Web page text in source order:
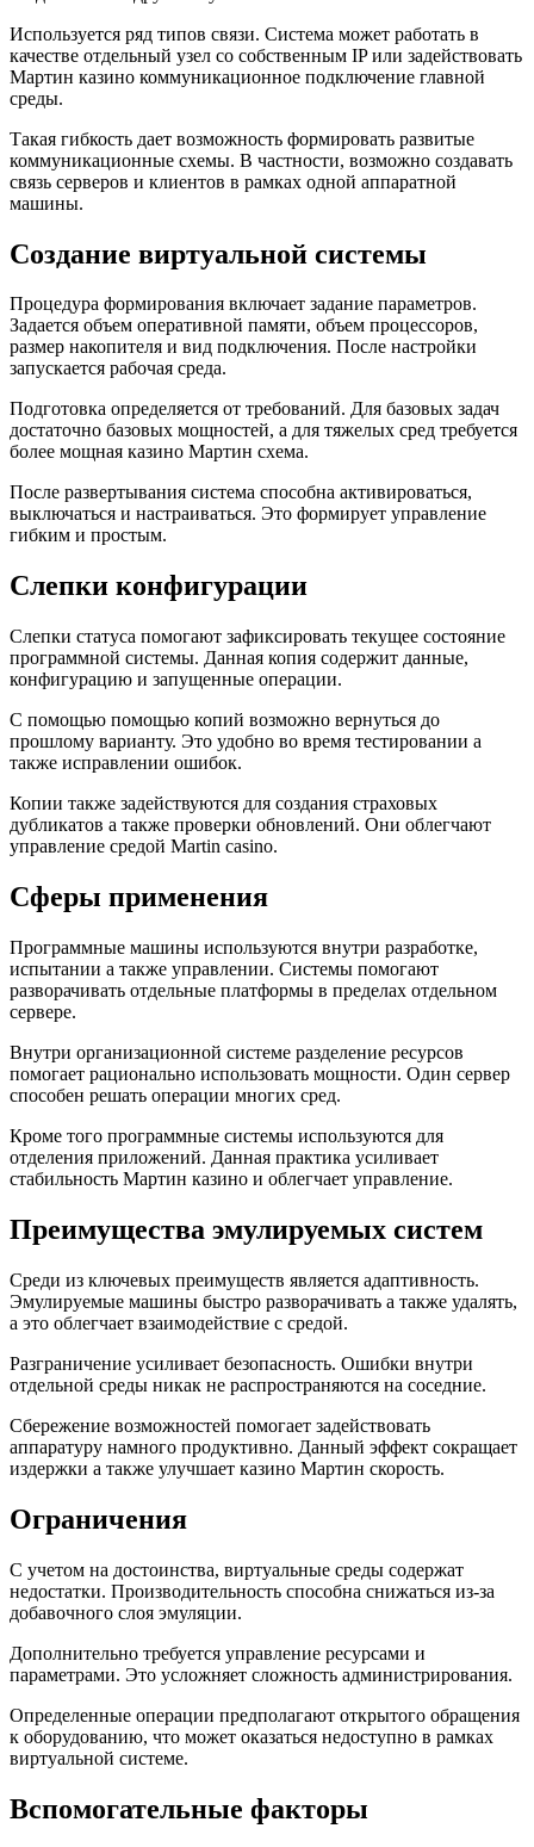
Используется ряд типов связи. Система может работать в
качестве отдельный узел со собственным IP или задействовать
Мартин казино коммуникационное подключение главной
среды.
Такая гибкость дает возможность формировать развитые
коммуникационные схемы. В частности, возможно создавать
связь серверов и клиентов в рамках одной аппаратной
машины.
Создание виртуальной системы
Процедура формирования включает задание параметров.
Задается объем оперативной памяти, объем процессоров,
размер накопителя и вид подключения. После настройки
запускается рабочая среда.
Подготовка определяется от требований. Для базовых задач
достаточно базовых мощностей, а для тяжелых сред требуется
более мощная казино Мартин схема.
После развертывания система способна активироваться,
выключаться и настраиваться. Это формирует управление
гибким и простым.
Слепки конфигурации
Слепки статуса помогают зафиксировать текущее состояние
программной системы. Данная копия содержит данные,
конфигурацию и запущенные операции.
С помощью помощью копий возможно вернуться до
прошлому варианту. Это удобно во время тестировании а
также исправлении ошибок.
Копии также задействуются для создания страховых
дубликатов а также проверки обновлений. Они облегчают
управление средой Martin casino.
Сферы применения
Программные машины используются внутри разработке,
испытании а также управлении. Системы помогают
разворачивать отдельные платформы в пределах отдельном
сервере.
Внутри организационной системе разделение ресурсов
помогает рационально использовать мощности. Один сервер
способен решать операции многих сред.
Кроме того программные системы используются для
отделения приложений. Данная практика усиливает
стабильность Мартин казино и облегчает управление.
Преимущества эмулируемых систем
Среди из ключевых преимуществ является адаптивность.
Эмулируемые машины быстро разворачивать а также удалять,
а это облегчает взаимодействие с средой.
Разграничение усиливает безопасность. Ошибки внутри
отдельной среды никак не распространяются на соседние.
Сбережение возможностей помогает задействовать
аппаратуру намного продуктивно. Данный эффект сокращает
издержки а также улучшает казино Мартин скорость.
Ограничения
С учетом на достоинства, виртуальные среды содержат
недостатки. Производительность способна снижаться из-за
добавочного слоя эмуляции.
Дополнительно требуется управление ресурсами и
параметрами. Это усложняет сложность администрирования.
Определенные операции предполагают открытого обращения
к оборудованию, что может оказаться недоступно в рамках
виртуальной системе.
Вспомогательные факторы